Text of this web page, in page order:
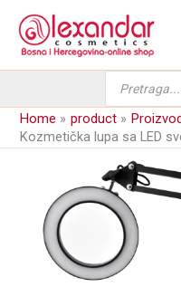
content
search
Home product
Kozmetička lupa sa LED
LED
svetlom
FX308
crna